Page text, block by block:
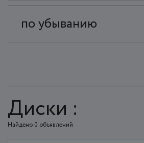
по убыванию
Диски :
Найдено 0 объявлений